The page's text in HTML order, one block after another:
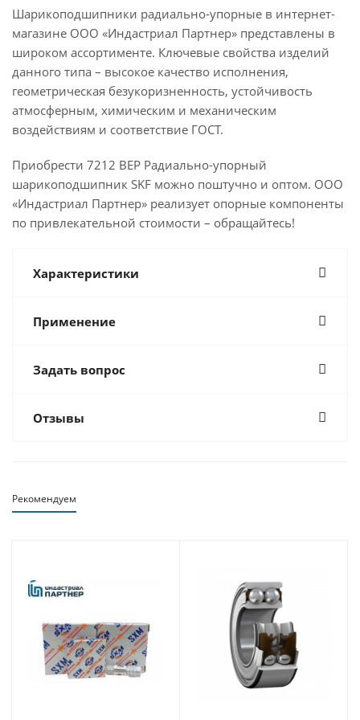
Шарикоподшипники радиально-упорные в интернет-
магазине ООО «Индастриал Партнер» представлены в
широком ассортименте. Ключевые свойства изделий
данного типа – высокое качество исполнения,
геометрическая безукоризненность, устойчивость
атмосферным, химическим и механическим
воздействиям и соответствие ГОСТ.
Приобрести 7212 BEP Радиально-упорный
шарикоподшипник SKF можно поштучно и оптом. ООО
«Индастриал Партнер» реализует опорные компоненты
по привлекательной стоимости – обращайтесь!
Характеристики
Применение
Задать вопрос
Отзывы
Рекомендуем